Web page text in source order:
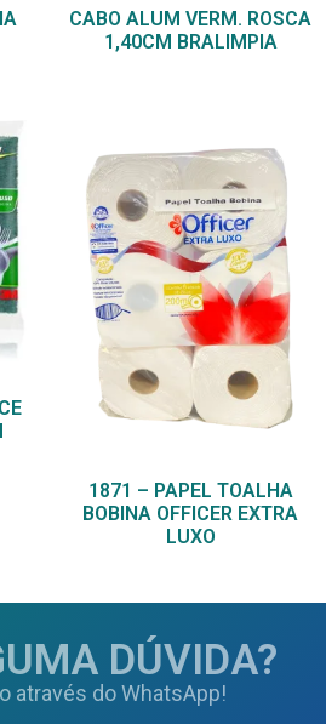
CABO ALUM VERM. ROSCA
1,40CM BRALIMPIA
1871 – PAPEL TOALHA
BOBINA OFFICER EXTRA
LUXO
DÚVIDA?
através do WhatsApp!